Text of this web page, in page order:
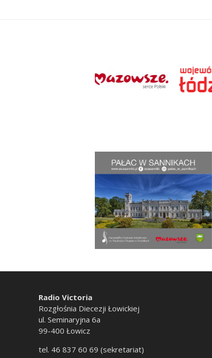
Radio Victoria
Rozgłośnia Diecezji Łowickiej
ul. Seminaryjna 6a
99-400 Łowicz
tel. 46 837 60 69 (sekretariat)